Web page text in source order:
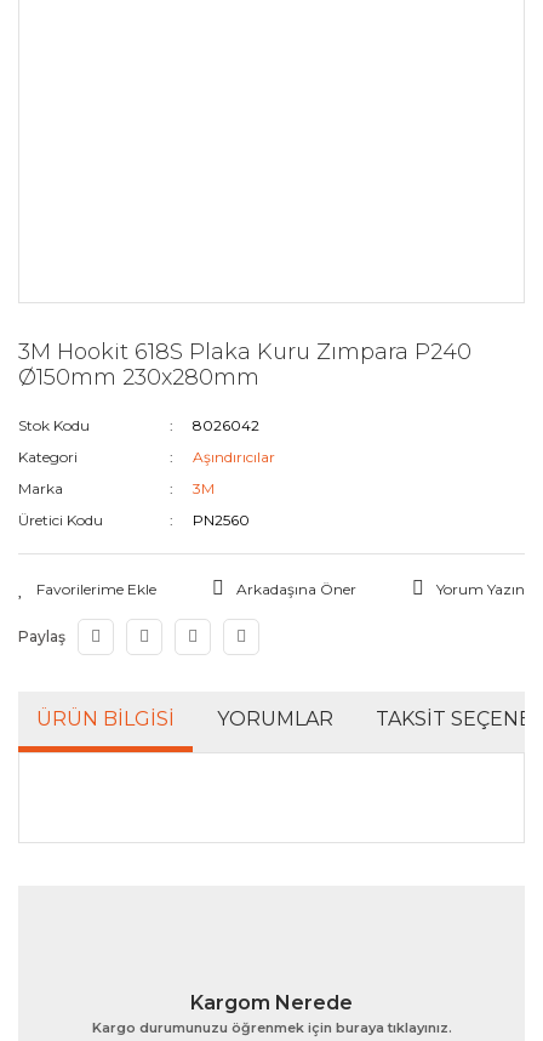
3M Hookit 618S Plaka Kuru Zımpara P240
Ø150mm 230x280mm
Stok Kodu
8026042
Kategori
Aşındırıcılar
Marka
3M
Üretici Kodu
PN2560
Arkadaşına Öner Yorum Yazın
Paylaş
ÜRÜN BILGISI YORUMLAR TAKSIT
Bu ürünün fiyat bilgisi, resim, ürün açıklamalarında ve
Ürün açıklamasında eksik bilgiler bulunuyor.
Kargom Nerede
Kargo durumunuzu öğrenmek için buraya tıklayınız.